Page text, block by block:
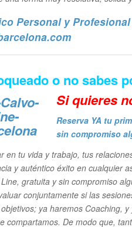
Personal y
o no sabes
Si quieres n
Reserva YA tu
sin compromiso
en tu vida y trabajo, tus
y auténtico éxito en cualquier
gratuita y sin compromiso
conjuntamente si las
ya haremos Coaching,
compartamos. De modo que,